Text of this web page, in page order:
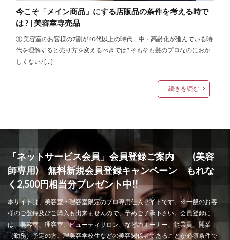
今こそ「メイン商品」にする店販品の条件を考える時で
は ? | 美容室専売品
① 美容室のお客様の7割が40代以上の時代 中・高齢化が進んでいる時
代を理解すると売り方を変えるべきでは? そもそも髪のプロなのにおか
しくない? […]
続きを読む
「ネットサービス会員」会員登録ご案内 (美容
師専用) 無料新規会員登録キャンペーン もれな
く2,500円相当分プレゼント中!!
本サイトは、美容室・理容室限定のプロ専用仕入サイトです。※一般のお客
様のご登録及びご購入も出来ませんので、予めご了承下さい。会員登録に
は、美容室、理容室、ビューティサロン、などのオーナー、従業員、開業
（勤務）予定の方、理美容学校生などの美容関係者であることが必須条件で